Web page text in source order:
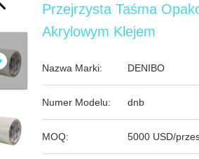
Przejrzysta Taśma
Akrylowym Klejem
Nazwa Marki: DENIBO
Numer Modelu: dnb
MOQ: 5000 USD/